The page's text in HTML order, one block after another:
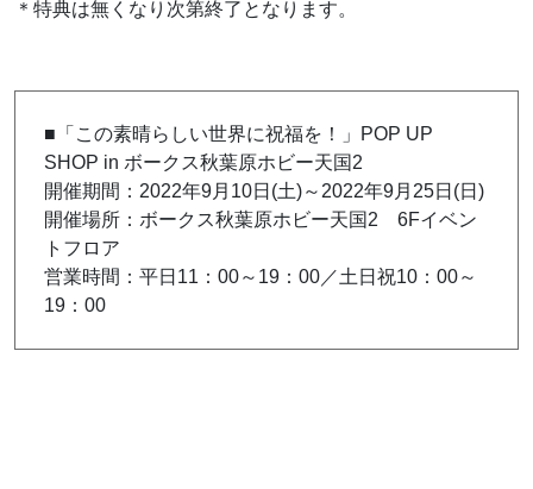
＊特典は無くなり次第終了となります。
■「この素晴らしい世界に祝福を！」POP UP
SHOP in ボークス秋葉原ホビー天国2
開催期間：2022年9月10日(土)～2022年9月25日(日)
開催場所：ボークス秋葉原ホビー天国2 6Fイベン
トフロア
営業時間：平日11：00～19：00／土日祝10：00～
19：00